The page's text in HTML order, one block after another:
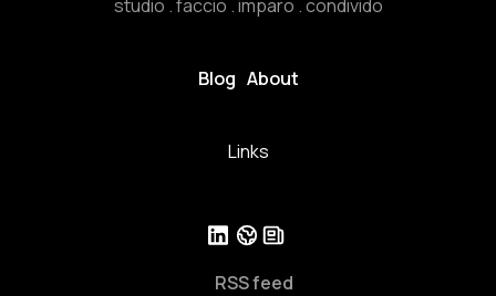
studio . faccio . imparo . condivido
Blog About
Links
RSS feed